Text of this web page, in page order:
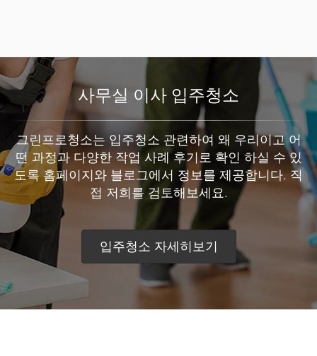
사무실 이사 입주청소
그린프로청소는 입주청소 관련하여 왜 우리이고 어
떤 과정과 다양한 작업 사례 후기로 확인 하실 수 있
도록 홈페이지와 블로그에서 정보를 제공합니다. 직
접 저희를 검토해보세요.
입주청소 자세히보기